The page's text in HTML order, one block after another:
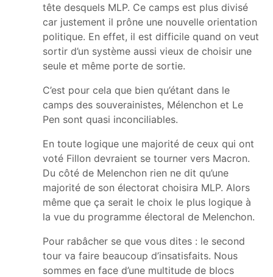
tête desquels MLP. Ce camps est plus divisé
car justement il prône une nouvelle orientation
politique. En effet, il est difficile quand on veut
sortir d’un système aussi vieux de choisir une
seule et même porte de sortie.
C’est pour cela que bien qu’étant dans le
camps des souverainistes, Mélenchon et Le
Pen sont quasi inconciliables.
En toute logique une majorité de ceux qui ont
voté Fillon devraient se tourner vers Macron.
Du côté de Melenchon rien ne dit qu’une
majorité de son électorat choisira MLP. Alors
même que ça serait le choix le plus logique à
la vue du programme électoral de Melenchon.
Pour rabâcher se que vous dites : le second
tour va faire beaucoup d’insatisfaits. Nous
sommes en face d’une multitude de blocs